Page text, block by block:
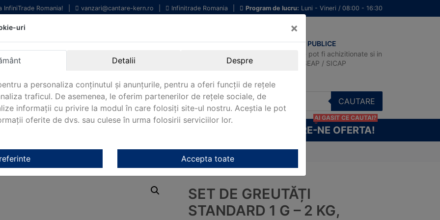
InfiniTrade Romania! vanzari@cantare-kern.ro Infinitrade Romania Program de lucru: Luni - Vineri / 08:00 - 16:30
profesionale
laborator.
Internationala.
Oriunde in Romania.
ACHIZITII PUBLICE
Produsele pot fi achizitionate si in
sistemul SEAP / SICAP
CAUTARE
CERE-NE OFERTA!
AI GASIT CE CAUTAI?
/OIML F1 Kern/ Set de greutăți standard 1 g – 2 kg, clasa F1 Kern 921-420
SET DE GREUTĂȚI
STANDARD 1 G – 2 KG,
uri ×
Detalii Despre
a personaliza conținutul și anunțurile, pentru a oferi funcții de rețele
traficul. De asemenea, le oferim partenerilor de rețele sociale, de
informații cu privire la modul în care folosiți site-ul nostru. Aceștia le pot
oferite de dvs. sau culese în urma folosirii serviciilor lor.
Accepta toate